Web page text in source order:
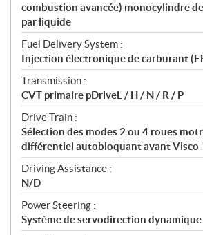
combustion avancée) monocylindre
par liquide
Fuel Delivery System :
Injection électronique de carburant
Transmission :
CVT primaire pDriveL / H / N / R / P
Drive Train :
Sélection des modes 2 ou 4 roues
différentiel autobloquant avant Visco-
Driving Assistance :
N/D
Power Steering :
Système de servodirection dynamique